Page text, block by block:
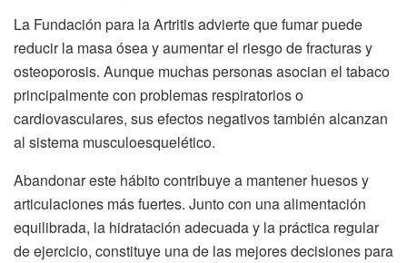
La Fundación para la Artritis advierte que fumar puede
reducir la masa ósea y aumentar el riesgo de fracturas y
osteoporosis. Aunque muchas personas asocian el tabaco
principalmente con problemas respiratorios o
cardiovasculares, sus efectos negativos también alcanzan
al sistema musculoesquelético.
Abandonar este hábito contribuye a mantener huesos y
articulaciones más fuertes. Junto con una alimentación
equilibrada, la hidratación adecuada y la práctica regular
de ejercicio, constituye una de las mejores decisiones para